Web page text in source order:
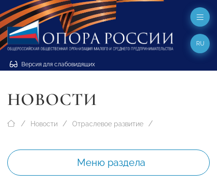
Версия для слабовидящих
RU
НОВОСТИ
Новости Отраслевое развитие
Меню раздела